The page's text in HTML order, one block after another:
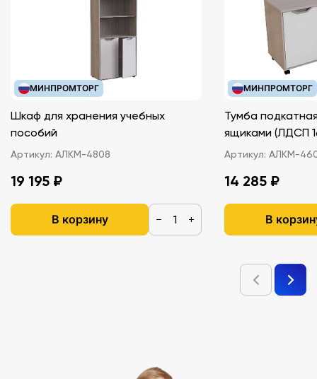
МИНПРОМТОРГ
Шкаф для хранения учебных
пособий
Артикул: АЛКМ-4808
19 195 ₽
В корзину − +
МИНПРОМТОРГ
Тумба
ящиками
Артикул: АЛКМ-
14 285 ₽
В